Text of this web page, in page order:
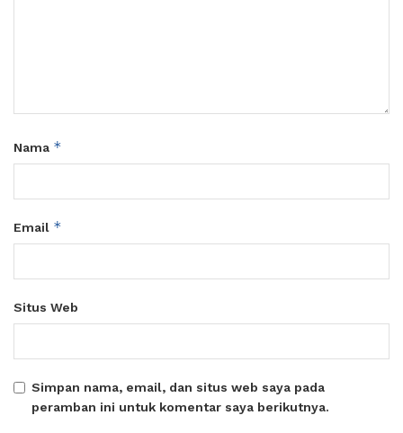
Nama *
Email *
Situs Web
Simpan nama, email, dan situs web saya pada
peramban ini untuk komentar saya berikutnya.